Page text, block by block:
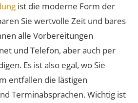
ist die moderne Form der
Sie wertvolle Zeit und bares
alle Vorbereitungen
und Telefon, aber auch per
Es ist also egal, wo Sie
entfallen die lästigen
Terminabsprachen. Wichtig ist